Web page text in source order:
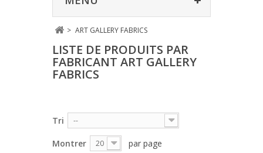
> ART GALLERY FABRICS
LISTE DE PRODUITS PAR
FABRICANT ART GALLERY
FABRICS
Tri --
Montrer 20 par page